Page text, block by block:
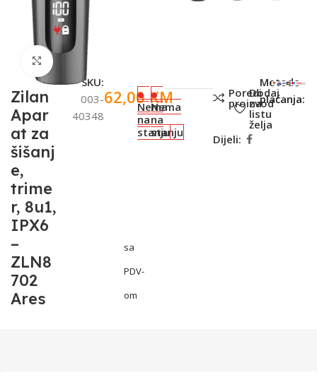
Click to enlarge
Zilan
Apar
at za
šišanj
e,
trime
r, 8u1,
IPX6
–
ZLN8
702
Ares
SKU:
003-
40348
62,00KM
sa
PDV-
om
Nema
na
stanju
Nema
na
stanju
Poredi
proizvod
Dodaj
na
listu
želja
Dijeli:
Metode
plaćanja: